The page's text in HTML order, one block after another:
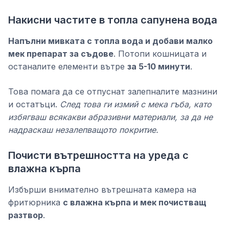
Накисни частите в топла сапунена вода
Напълни мивката с топла вода и добави малко
мек препарат за съдове. Потопи кошницата и
останалите елементи вътре за 5-10 минути.
Това помага да се отпуснат залепналите мазнини
и остатъци. След това ги измий с мека гъба, като
избягваш всякакви абразивни материали, за да не
надраскаш незалепващото покритие.
Почисти вътрешността на уреда с
влажна кърпа
Избърши внимателно вътрешната камера на
фритюрника с влажна кърпа и мек почистващ
разтвор.